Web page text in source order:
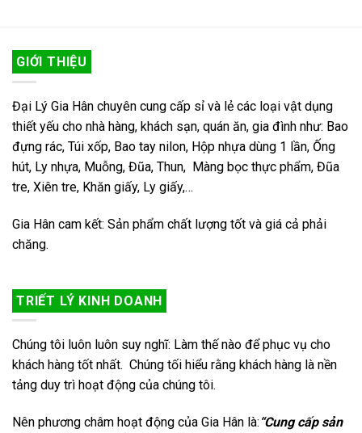
GIỚI THIỆU
Đại Lý Gia Hân chuyên cung cấp sỉ và lẻ các loại vật dụng
thiết yếu cho nhà hàng, khách sạn, quán ăn, gia đình như: Bao
đựng rác, Túi xốp, Bao tay nilon, Hộp nhựa dùng 1 lần, Ống
hút, Ly nhựa, Muỗng, Đũa, Thun, Màng bọc thực phẩm, Đũa
tre, Xiên tre, Khăn giấy, Ly giấy,…
Gia Hân cam kết: Sản phẩm chất lượng tốt và giá cả phải
chăng.
TRIẾT LÝ KINH DOANH
Chúng tôi luôn luôn suy nghĩ: Làm thế nào để phục vụ cho
khách hàng tốt nhất. Chúng tối hiểu rằng khách hàng là nền
tảng duy trì hoạt động của chúng tôi.
Nên phương châm hoạt động của Gia Hân là: “Cung cấp sản